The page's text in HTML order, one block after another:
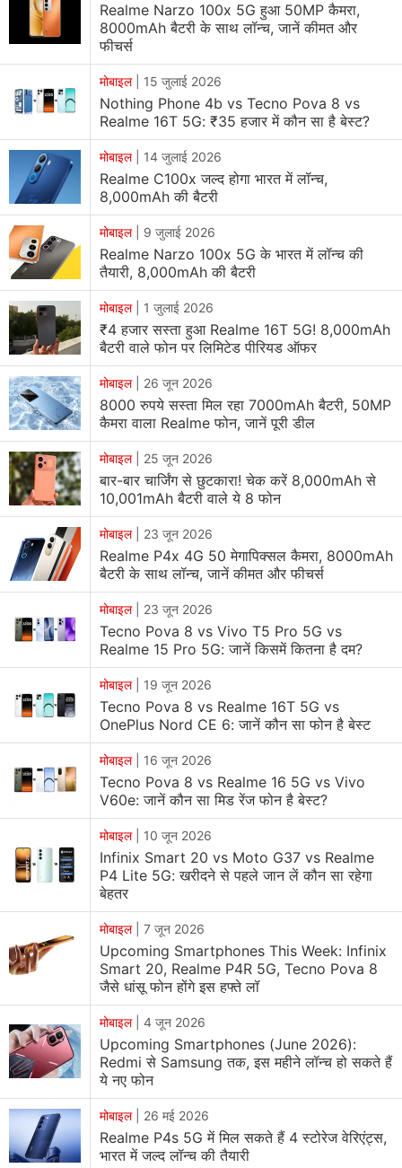
Realme Narzo 100x 5G हुआ 50MP कैमरा,
8000mAh बैटरी के साथ लॉन्च, जानें कीमत और
फीचर्स
मोबाइल| 15 जुलाई 2026
Nothing Phone 4b vs Tecno Pova 8 vs
Realme 16T 5G: ₹35 हजार में कौन सा है बेस्ट?
मोबाइल| 14 जुलाई 2026
Realme C100x जल्द होगा भारत में लॉन्च,
8,000mAh की बैटरी
मोबाइल| 9 जुलाई 2026
Realme Narzo 100x 5G के भारत में लॉन्च की
तैयारी, 8,000mAh की बैटरी
मोबाइल| 1 जुलाई 2026
₹4 हजार सस्ता हुआ Realme 16T 5G! 8,000mAh
बैटरी वाले फोन पर लिमिटेड पीरियड ऑफर
मोबाइल| 26 जून 2026
8000 रुपये सस्ता मिल रहा 7000mAh बैटरी, 50MP
कैमरा वाला Realme फोन, जानें पूरी डील
मोबाइल| 25 जून 2026
बार-बार चार्जिंग से छुटकारा! चेक करें 8,000mAh से
10,001mAh बैटरी वाले ये 8 फोन
मोबाइल| 23 जून 2026
Realme P4x 4G 50 मेगापिक्सल कैमरा, 8000mAh
बैटरी के साथ लॉन्च, जानें कीमत और फीचर्स
मोबाइल| 23 जून 2026
Tecno Pova 8 vs Vivo T5 Pro 5G vs
Realme 15 Pro 5G: जानें किसमें कितना है दम?
मोबाइल| 19 जून 2026
Tecno Pova 8 vs Realme 16T 5G vs
OnePlus Nord CE 6: जानें कौन सा फोन है बेस्ट
मोबाइल| 16 जून 2026
Tecno Pova 8 vs Realme 16 5G vs Vivo
V60e: जानें कौन सा मिड रेंज फोन है बेस्ट?
मोबाइल| 10 जून 2026
Infinix Smart 20 vs Moto G37 vs Realme
P4 Lite 5G: खरीदने से पहले जान लें कौन सा रहेगा
बेहतर
मोबाइल| 7 जून 2026
Upcoming Smartphones This Week: Infinix
Smart 20, Realme P4R 5G, Tecno Pova 8
जैसे धांसू फोन होंगे इस हफ्ते लॉ
मोबाइल| 4 जून 2026
Upcoming Smartphones (June 2026):
Redmi से Samsung तक, इस महीने लॉन्च हो सकते हैं
ये नए फोन
मोबाइल| 26 मई 2026
Realme P4s 5G में मिल सकते हैं 4 स्टोरेज वेरिएंट्स,
भारत में जल्द लॉन्च की तैयारी